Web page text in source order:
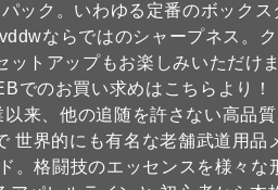
ック。いわゆる定番のボック
ならではのシャープネス。
ットアップもお楽しみいただけ
のお買い求めはこちらより
来、他の追随を許さない高品質
世界的にも有名な老舗武道用品
。格闘技のエッセンスを様々な